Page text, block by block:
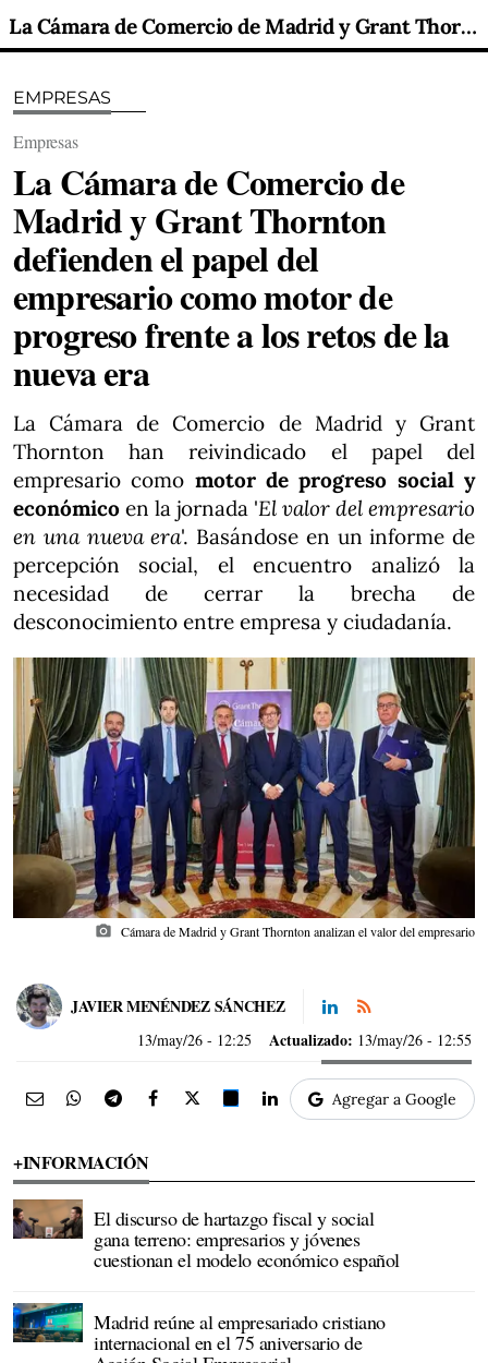
La Cámara de Comercio de Madrid y Grant Thornton defienden el papel del empresario como motor de progreso frente a los retos de la nueva era
EMPRESAS
Empresas
La Cámara de Comercio de
Madrid y Grant Thornton
defienden el papel del
empresario como motor de
progreso frente a los retos de la
nueva era
La Cámara de Comercio de Madrid y Grant
Thornton han reivindicado el papel del
empresario como motor de progreso social y
económico en la jornada 'El valor del empresario
en una nueva era'. Basándose en un informe de
percepción social, el encuentro analizó la
necesidad de cerrar la brecha de
desconocimiento entre empresa y ciudadanía.
photo_camera Cámara de Madrid y Grant Thornton analizan el valor del empresario
JAVIER MENÉNDEZ SÁNCHEZ
13/may/26 - 12:25 Actualizado: 13/may/26 - 12:55
Agregar a Google
+INFORMACIÓN
El discurso de hartazgo fiscal y social
gana terreno: empresarios y jóvenes
cuestionan el modelo económico español
Madrid reúne al empresariado cristiano
internacional en el 75 aniversario de